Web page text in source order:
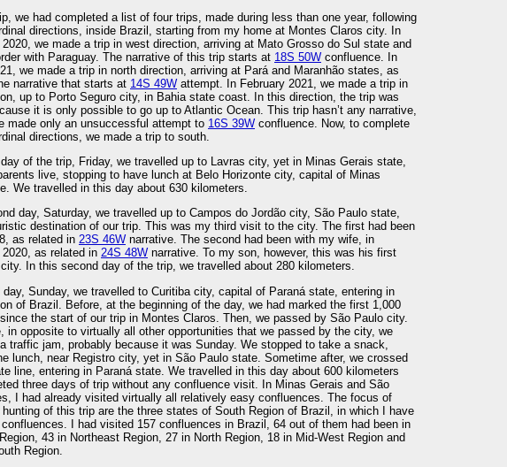
we had completed a list of four trips, made during less than one year, following
directions, inside Brazil, starting from my home at Montes Claros city. In
we made a trip in west direction, arriving at Mato Grosso do Sul state and
with Paraguay. The narrative of this trip starts at 18S 50W confluence. In
we made a trip in north direction, arriving at Pará and Maranhão states, as
narrative that starts at 14S 49W attempt. In February 2021, we made a trip in
up to Porto Seguro city, in Bahia state coast. In this direction, the trip was
it is only possible to go up to Atlantic Ocean. This trip hasn’t any narrative,
made only an unsuccessful attempt to 16S 39W confluence. Now, to complete
directions, we made a trip to south.
of the trip, Friday, we travelled up to Lavras city, yet in Minas Gerais state,
live, stopping to have lunch at Belo Horizonte city, capital of Minas
We travelled in this day about 630 kilometers.
day, Saturday, we travelled up to Campos do Jordão city, São Paulo state,
destination of our trip. This was my third visit to the city. The first had been
as related in 23S 46W narrative. The second had been with my wife, in
as related in 24S 48W narrative. To my son, however, this was his first
In this second day of the trip, we travelled about 280 kilometers.
Sunday, we travelled to Curitiba city, capital of Paraná state, entering in
of Brazil. Before, at the beginning of the day, we had marked the first 1,000
the start of our trip in Montes Claros. Then, we passed by São Paulo city.
in opposite to virtually all other opportunities that we passed by the city, we
traffic jam, probably because it was Sunday. We stopped to take a snack,
lunch, near Registro city, yet in São Paulo state. Sometime after, we crossed
line, entering in Paraná state. We travelled in this day about 600 kilometers
three days of trip without any confluence visit. In Minas Gerais and São
I had already visited virtually all relatively easy confluences. The focus of
of this trip are the three states of South Region of Brazil, in which I have
I had visited 157 confluences in Brazil, 64 out of them had been in
43 in Northeast Region, 27 in North Region, 18 in Mid-West Region and
Region.